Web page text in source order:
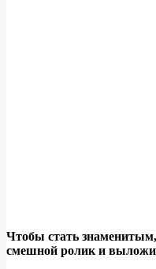
Чтобы стать знаменитым,
смешной ролик и